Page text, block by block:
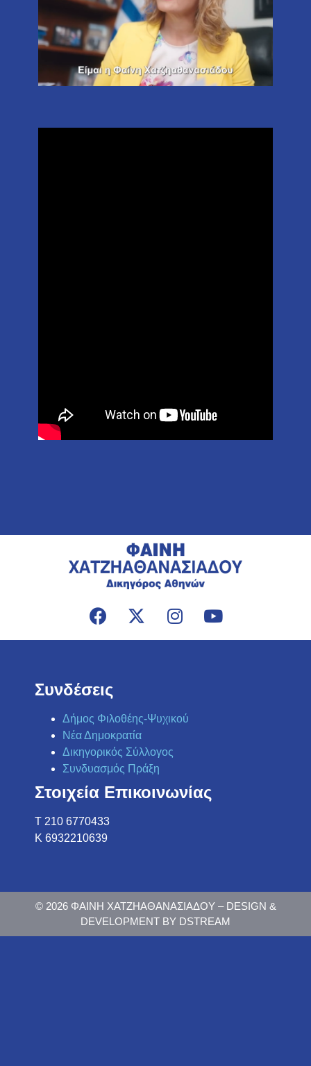
Συνδέσεις
Δήμος Φιλοθέης-Ψυχικού
Νέα Δημοκρατία
Δικηγορικός Σύλλογος
Συνδυασμός Πράξη
Στοιχεία Επικοινωνίας
Τ 210 6770433
K 6932210639
© 2026 ΦΑΙΝΗ ΧΑΤΖΗΑΘΑΝΑΣΙΑΔΟΥ – DESIGN &
DEVELOPMENT BY DSTREAM